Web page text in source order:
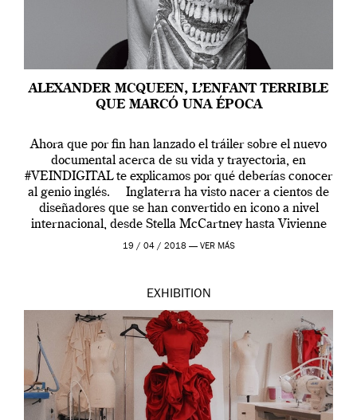
ALEXANDER MCQUEEN, L’ENFANT TERRIBLE
QUE MARCÓ UNA ÉPOCA
Ahora que por fin han lanzado el tráiler sobre el nuevo
documental acerca de su vida y trayectoria, en
#VEINDIGITAL te explicamos por qué deberías conocer
al genio inglés. Inglaterra ha visto nacer a cientos de
diseñadores que se han convertido en icono a nivel
internacional, desde Stella McCartney hasta Vivienne
Westwood pasando […]
19 / 04 / 2018 — VER MÁS
EXHIBITION